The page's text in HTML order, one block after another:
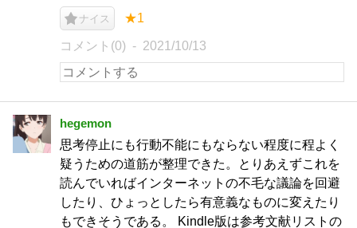
ナイス ★1
コメント(0) 2021/10/13
hegemon
思考停止にも行動不能にもならない程度に程よく
疑うための道筋が整理できた。とりあえずこれを
読んでいればインターネットの不毛な議論を回避
したり、ひょっとしたら有意義なものに変えたり
もできそうである。 Kindle版は参考文献リストの